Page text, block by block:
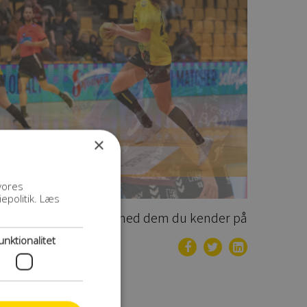
Del med dem du kender på
×
Læs